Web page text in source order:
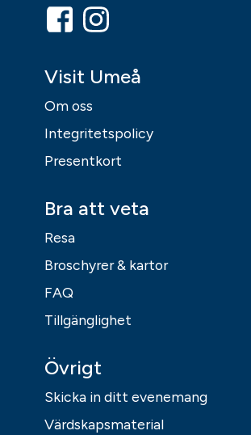
Visit Umeå
Om oss
Integritetspolicy
Presentkort
Bra att veta
Resa
Broschyrer & kartor
FAQ
Tillgänglighet
Övrigt
Skicka in ditt evenemang
Värdskapsmaterial